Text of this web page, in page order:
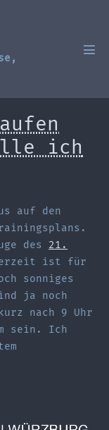
ich
auf den
des 21.
ist für
sonniges
ja noch
kurz nach 9 Uhr
sein. Ich